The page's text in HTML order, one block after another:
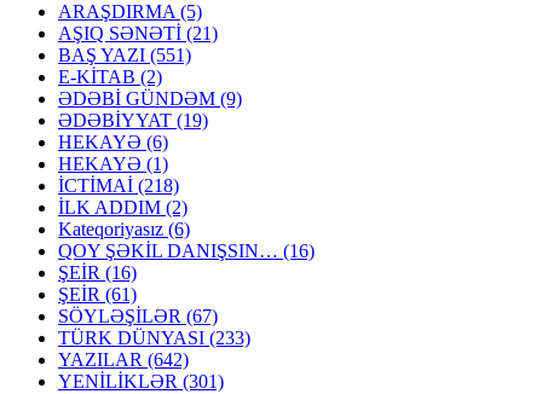
ARAŞDIRMA (5)
AŞIQ SƏNƏTİ (21)
BAŞ YAZI (551)
E-KİTAB (2)
ƏDƏBİ GÜNDƏM (9)
ƏDƏBİYYAT (19)
HEKAYƏ (6)
HEKAYƏ (1)
İCTİMAİ (218)
İLK ADDIM (2)
Kateqoriyasız (6)
QOY ŞƏKİL DANIŞSIN… (16)
ŞEİR (16)
ŞEİR (61)
SÖYLƏŞİLƏR (67)
TÜRK DÜNYASI (233)
YAZILAR (642)
YENİLİKLƏR (301)